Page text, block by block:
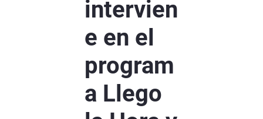
intervien
e en el
program
a Llego